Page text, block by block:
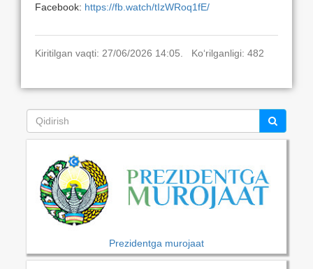
Facebook: https://fb.watch/tIzWRoq1fE/
Kiritilgan vaqti: 27/06/2026 14:05. Ko‘rilganligi: 482
Prezidentga murojaat